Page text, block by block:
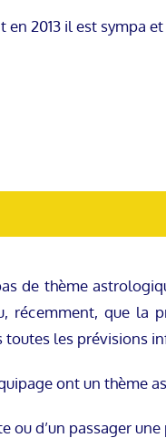
en 2013 il est sympa
de thème
que la
les prévisions
ont un thème
d’un passager